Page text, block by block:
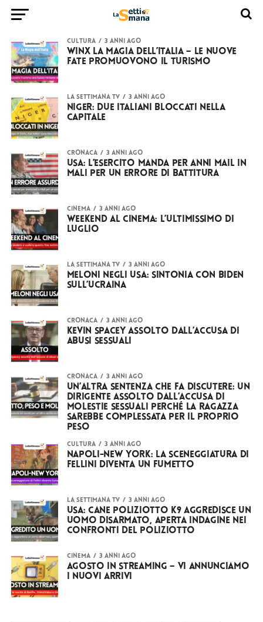
CULTURA 3 anni ago
Winx la magia dell’Italia – le nuove
fate promuovono il turismo
LA SETTIMANA TV 3 anni ago
Niger: due italiani bloccati nella
capitale
CRONACA 3 anni ago
USA: l’esercito manda per anni mail in
Mali per un errore di battitura
CINEMA 3 anni ago
Weekend al cinema: l’ultimissimo di
luglio
LA SETTIMANA TV 3 anni ago
Meloni negli USA: sintonia con Biden
sull’Ucraina
CRONACA 3 anni ago
Kevin Spacey assolto dall’accusa di
abusi sessuali
CRONACA 3 anni ago
Un’altra sentenza che fa discutere: un
dirigente assolto dall’accusa di
molestie sessuali perché la ragazza
sarebbe complessata per il proprio
peso
CULTURA 3 anni ago
Napoli-New York: la sceneggiatura di
Fellini diventa un fumetto
LA SETTIMANA TV 3 anni ago
USA: cane poliziotto K9 aggredisce un
uomo disarmato, aperta indagine nei
confronti del poliziotto
CINEMA 3 anni ago
Agosto in streaming – vi annunciamo
i nuovi arrivi